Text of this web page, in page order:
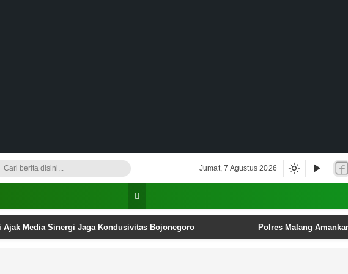
Jumat, 7 Agustus 2026
Ajak Media Sinergi Jaga Kondusivitas Bojonegoro Polres Malang